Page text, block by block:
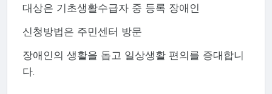
대상은 기초생활수급자 중 등록 장애인
신청방법은 주민센터 방문
장애인의 생활을 돕고 일상생활 편의를 증대합니
다.